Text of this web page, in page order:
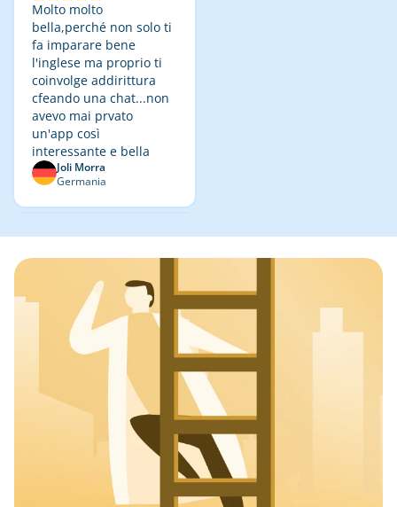
Molto molto
bella,perché non solo ti
fa imparare bene
l'inglese ma proprio ti
coinvolge addirittura
cfeando una chat...non
avevo mai prvato
un'app così
interessante e bella
Joli Morra
Germania